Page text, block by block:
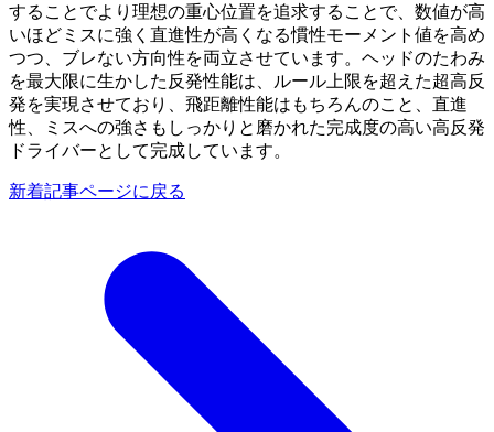
することでより理想の重心位置を追求することで、数値が高
いほどミスに強く直進性が高くなる慣性モーメント値を高め
つつ、ブレない方向性を両立させています。ヘッドのたわみ
を最大限に生かした反発性能は、ルール上限を超えた超高反
発を実現させており、飛距離性能はもちろんのこと、直進
性、ミスへの強さもしっかりと磨かれた完成度の高い高反発
ドライバーとして完成しています。
新着記事ページに戻る